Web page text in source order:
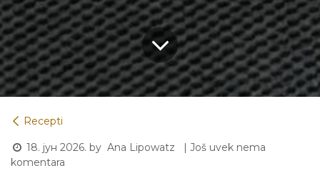
Recepti
18. јун 2026. by Ana Lipowatz
| Još uvek nema
komentara